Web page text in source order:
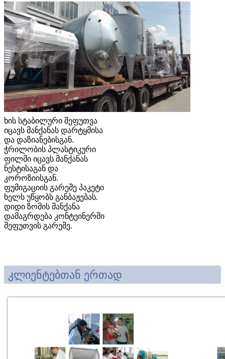
ხის სტაბილური შეფუთვა
იცავს მანქანას დარტყმისა
და დაზიანებისგან.
ჭრილობის პლასტიკური
ფილმი იცავს მანქანას
ნესტისაგან და
კოროზიისგან.
ფუმიგაციის გარეშე პაკეტი
ხელს უწყობს განბაჟებას.
დიდი ზომის მანქანა
დამაგრდება კონტეინერში
შეფუთვის გარეშე.
კლიენტებთან ერთად